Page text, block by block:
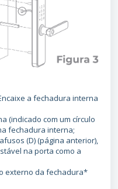
a fechadura interna
(indicado com um círculo
fechadura interna;
(D) (página anterior),
na porta como a
externo da fechadura*